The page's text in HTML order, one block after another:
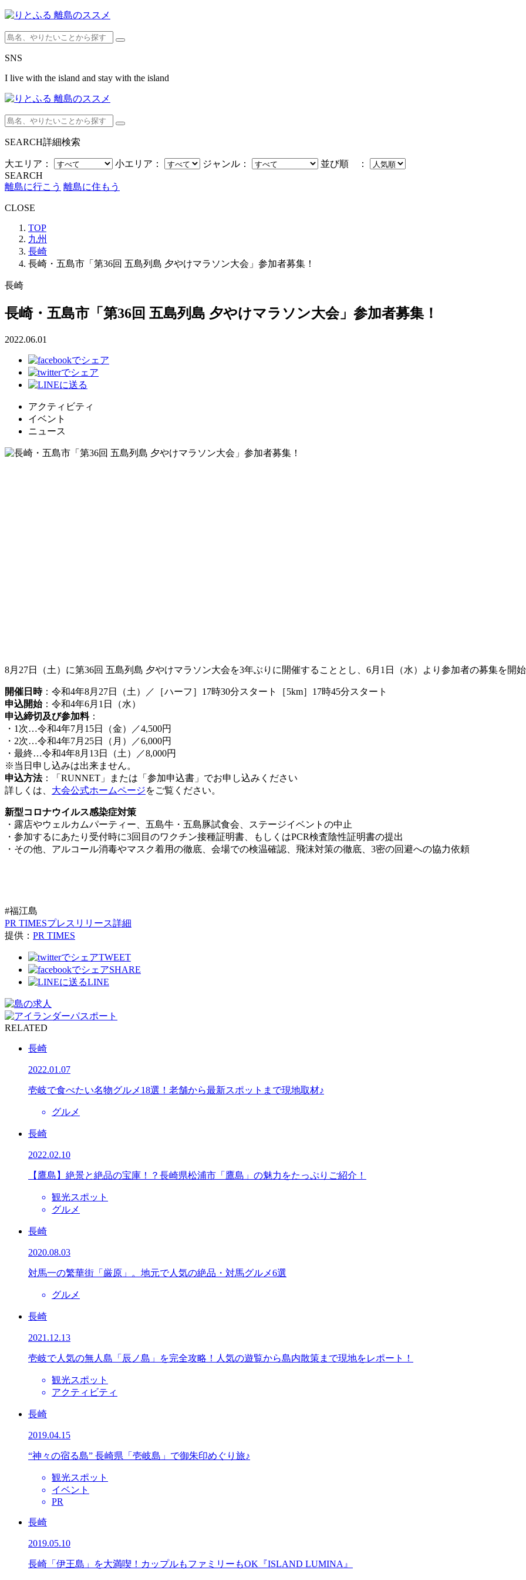
SNS
I live with the island and stay with the island
SEARCH詳細検索
大エリア： 小エリア： ジャンル：
並び順 ：
SEARCH
離島に行こう 離島に住もう
CLOSE
TOP
九州
長崎
長崎・五島市「第36回 五島列島 夕やけマラソン大会」参加者募集！
長崎
長崎・五島市「第36回 五島列島 夕やけマラソン大会」参加者募集！
2022.06.01
アクティビティ
イベント
ニュース
8月27日（土）に第36回 五島列島 夕やけマラソン大会を3年ぶりに開催することとし、6月1日（水）より参加者の募集を開始
開催日時：令和4年8月27日（土）／［ハーフ］17時30分スタート［5km］17時45分スタート
申込開始：令和4年6月1日（水）
申込締切及び参加料：
・1次…令和4年7月15日（金）／4,500円
・2次…令和4年7月25日（月）／6,000円
・最終…令和4年8月13日（土）／8,000円
※当日申し込みは出来ません。
申込方法：「RUNNET」または「参加申込書」でお申し込みください
詳しくは、 大会公式ホームページをご覧ください。
新型コロナウイルス感染症対策
・露店やウェルカムパーティー、五島牛・五島豚試食会、ステージイベントの中止
・参加するにあたり受付時に3回目のワクチン接種証明書、もしくはPCR検査陰性証明書の提出
・その他、アルコール消毒やマスク着用の徹底、会場での検温確認、飛沫対策の徹底、3密の回避への協力依頼
#福江島
PR TIMESプレスリリース詳細
提供： PR TIMES
TWEET
SHARE
LINE
RELATED
長崎
2022.01.07
壱岐で食べたい名物グルメ18選！老舗から最新スポットまで現地取材♪
グルメ
長崎
2022.02.10
【鷹島】絶景と絶品の宝庫！？長崎県松浦市「鷹島」の魅力をたっぷりご紹介！
観光スポット
グルメ
長崎
2020.08.03
対馬一の繁華街「厳原」。地元で人気の絶品・対馬グルメ6選
グルメ
長崎
2021.12.13
壱岐で人気の無人島「辰ノ島」を完全攻略！人気の遊覧から島内散策まで現地をレポート！
観光スポット
アクティビティ
長崎
2019.04.15
“神々の宿る島” 長崎県「壱岐島」で御朱印めぐり旅♪
観光スポット
イベント
PR
長崎
2019.05.10
長崎「伊王島」を大満喫！カップルもファミリーもOK『ISLAND LUMINA』